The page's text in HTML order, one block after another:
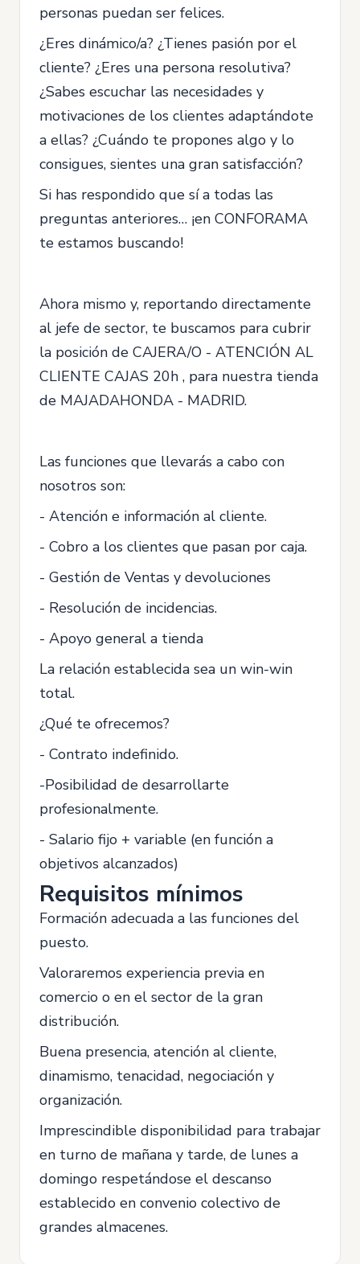
personas puedan ser felices.
¿Eres dinámico/a? ¿Tienes pasión por el
cliente? ¿Eres una persona resolutiva?
¿Sabes escuchar las necesidades y
motivaciones de los clientes adaptándote
a ellas? ¿Cuándo te propones algo y lo
consigues, sientes una gran satisfacción?
Si has respondido que sí a todas las
preguntas anteriores… ¡en CONFORAMA
te estamos buscando!
Ahora mismo y, reportando directamente
al jefe de sector, te buscamos para cubrir
la posición de CAJERA/O - ATENCIÓN AL
CLIENTE CAJAS 20h , para nuestra tienda
de MAJADAHONDA - MADRID.
Las funciones que llevarás a cabo con
nosotros son:
- Atención e información al cliente.
- Cobro a los clientes que pasan por caja.
- Gestión de Ventas y devoluciones
- Resolución de incidencias.
- Apoyo general a tienda
La relación establecida sea un win-win
total.
¿Qué te ofrecemos?
- Contrato indefinido.
-Posibilidad de desarrollarte
profesionalmente.
- Salario fijo + variable (en función a
objetivos alcanzados)
Requisitos mínimos
Formación adecuada a las funciones del
puesto.
Valoraremos experiencia previa en
comercio o en el sector de la gran
distribución.
Buena presencia, atención al cliente,
dinamismo, tenacidad, negociación y
organización.
Imprescindible disponibilidad para trabajar
en turno de mañana y tarde, de lunes a
domingo respetándose el descanso
establecido en convenio colectivo de
grandes almacenes.